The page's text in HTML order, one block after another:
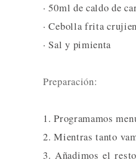
· 50ml de caldo de
· Cebolla frita
· Sal y pimienta
Preparación:
1. Programamos
2. Mientras tanto
3. Añadimos el